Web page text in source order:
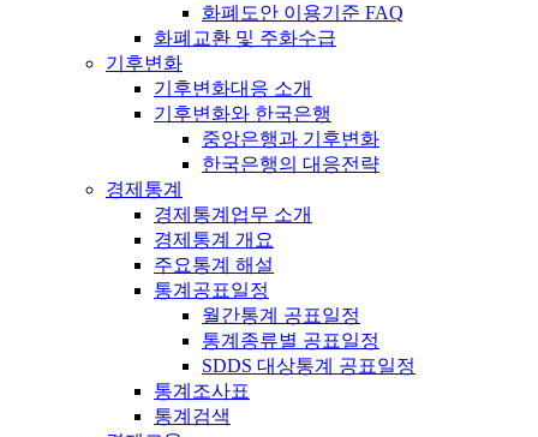
화폐도안 이용기준 FAQ
화폐교환 및 주화수급
기후변화
기후변화대응 소개
기후변화와 한국은행
중앙은행과 기후변화
한국은행의 대응전략
경제통계
경제통계업무 소개
경제통계 개요
주요통계 해설
통계공표일정
월간통계 공표일정
통계종류별 공표일정
SDDS 대상통계 공표일정
통계조사표
통계검색